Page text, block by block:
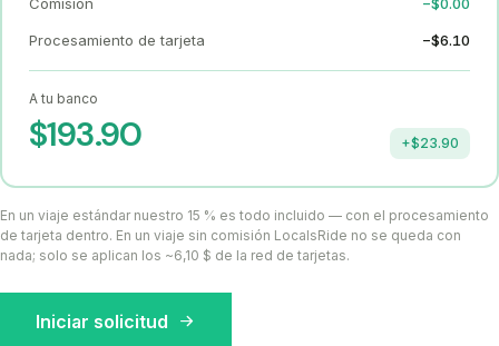
Procesamiento de tarjeta −$6.10
A tu banco
$193.90 +$23.90
En un viaje estándar nuestro 15 % es todo incluido — con el procesamiento
de tarjeta dentro. En un viaje sin comisión LocalsRide no se queda con
nada; solo se aplican los ~6,10 $ de la red de tarjetas.
Iniciar solicitud